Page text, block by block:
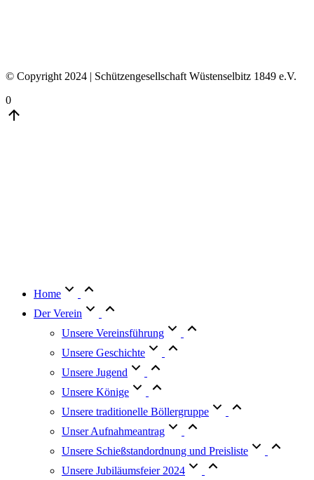
© Copyright 2024 | Schützengesellschaft Wüstenselbitz 1849 e.V.
0
Home
Der Verein
Unsere Vereinsführung
Unsere Geschichte
Unsere Jugend
Unsere Könige
Unsere traditionelle Böllergruppe
Unser Aufnahmeantrag
Unsere Schießstandordnung und Preisliste
Unsere Jubiläumsfeier 2024